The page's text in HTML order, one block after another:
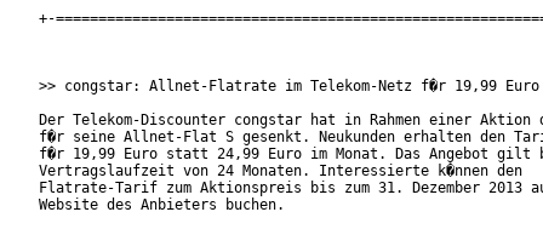
+-
>> congstar: Allnet-Flatrate im Telekom-Netz f�r 19,99 Euro
Der Telekom-Discounter congstar hat in Rahmen einer Aktion
f�r seine Allnet-Flat S gesenkt. Neukunden erhalten den
f�r 19,99 Euro statt 24,99 Euro im Monat. Das Angebot gilt
Vertragslaufzeit von 24 Monaten. Interessierte k�nnen den
Flatrate-Tarif zum Aktionspreis bis zum 31. Dezember 2013
Website des Anbieters buchen.